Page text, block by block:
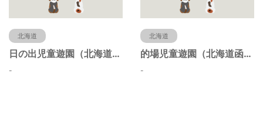
北海道
日の出児童遊園（北海道函館市）
-
北海道
的場児童遊園（北海道函館市）
-